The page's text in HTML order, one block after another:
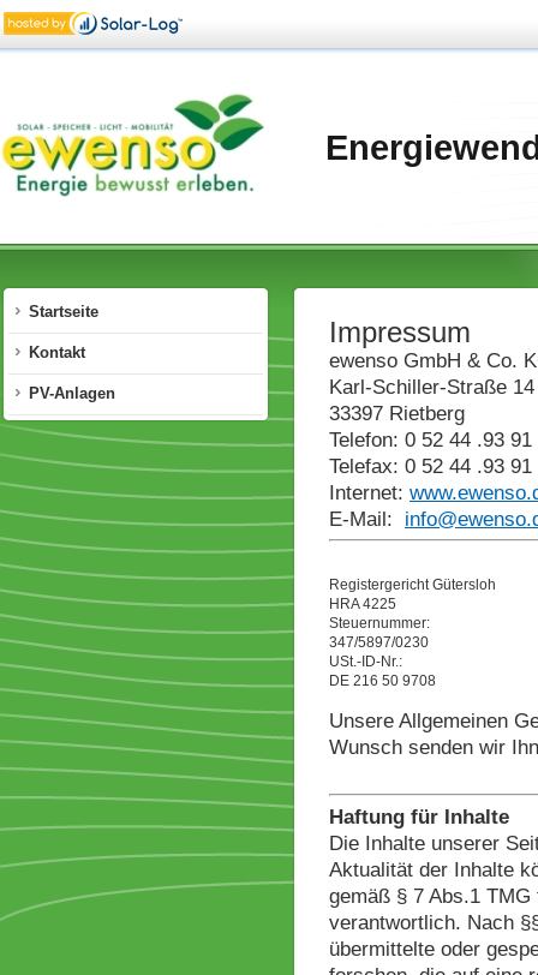
Startseite
Kontakt
PV-Anlagen
Impressum
ewenso GmbH & Co.
Karl-Schiller-Straße 14
33397 Rietberg
Telefon: 0 52 44 .93 91
Telefax: 0 52 44 .93 91
Internet:
E-Mail:
Registergericht Gütersloh
HRA 4225
Steuernummer:
347/5897/0230
USt.-ID-Nr.:
DE 216 50 9708
Unsere Allgemeinen
Wunsch senden wir
Haftung für Inhalte
Die Inhalte unserer
Aktualität der Inhalte
gemäß § 7 Abs.1
verantwortlich. Nach
übermittelte oder